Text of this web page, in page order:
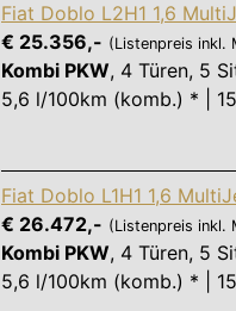
Fiat Doblo L2H1 1,6
€ 25.356,- (Listenpreis inkl.
Kombi PKW, 4 Türen, 5
5,6 l/100km (komb.) * |
Fiat Doblo L1H1 1,6
€ 26.472,- (Listenpreis inkl.
Kombi PKW, 4 Türen, 5
5,6 l/100km (komb.) * |